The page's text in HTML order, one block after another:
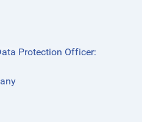
Protection Officer: